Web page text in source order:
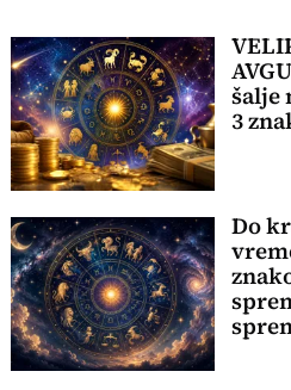
šalje
3
Do